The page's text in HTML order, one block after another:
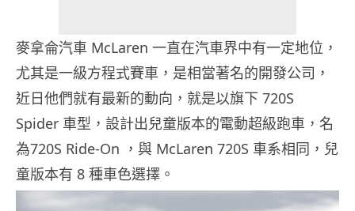
麥拿侖汽車 McLaren 一直在汽車界中有一定地位，
尤其是一級方程式賽車，是相當著名的開發公司，
近日他們就有最新的動向，就是以旗下 720S
Spider 車型，設計出兒童版本的電動超級跑車，名
為720S Ride-On ，與 McLaren 720S 車系相同，兒
童版本有 8 種車色選擇。